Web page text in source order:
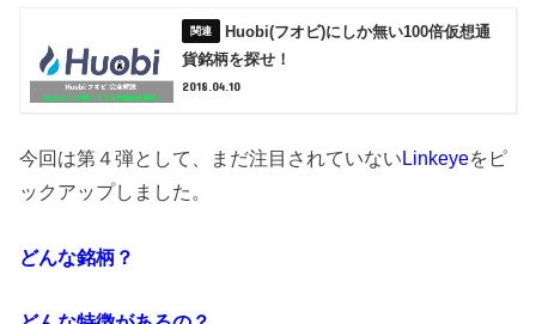
Huobi(フオビ)にしか無い100倍仮想通
貨銘柄を探せ！
2018.04.10
今回は第４弾として、まだ注目されていない Linkeyeをピ
ックアップしました。
どんな銘柄？